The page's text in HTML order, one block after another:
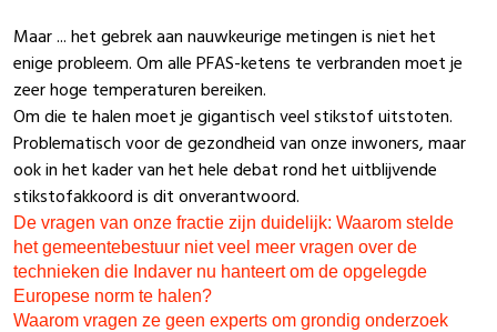
Maar ... het gebrek aan nauwkeurige metingen is niet het
enige probleem. Om alle PFAS-ketens te verbranden moet je
zeer hoge temperaturen bereiken.
Om die te halen moet je gigantisch veel stikstof uitstoten.
Problematisch voor de gezondheid van onze inwoners, maar
ook in het kader van het hele debat rond het uitblijvende
stikstofakkoord is dit onverantwoord.
De vragen van onze fractie zijn duidelijk: Waarom stelde
het gemeentebestuur niet veel meer vragen over de
technieken die Indaver nu hanteert om de opgelegde
Europese norm te halen?
Waarom vragen ze geen experts om grondig onderzoek